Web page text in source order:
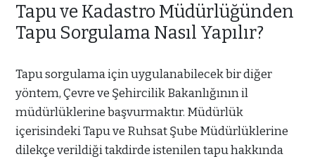
Tapu ve Kadastro Müdürlüğünden
Tapu Sorgulama Nasıl Yapılır?
Tapu sorgulama için uygulanabilecek bir diğer
yöntem, Çevre ve Şehircilik Bakanlığının il
müdürlüklerine başvurmaktır. Müdürlük
içerisindeki Tapu ve Ruhsat Şube Müdürlüklerine
dilekçe verildiği takdirde istenilen tapu hakkında